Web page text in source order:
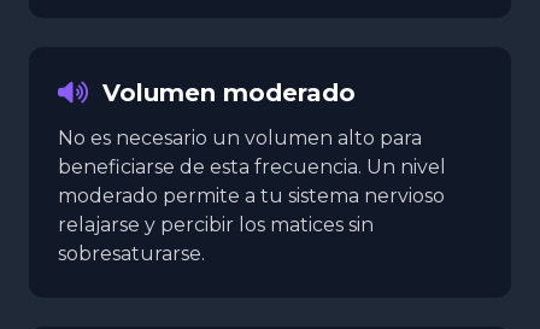
Volumen moderado
No es necesario un volumen alto para
beneficiarse de esta frecuencia. Un nivel
moderado permite a tu sistema nervioso
relajarse y percibir los matices sin
sobresaturarse.